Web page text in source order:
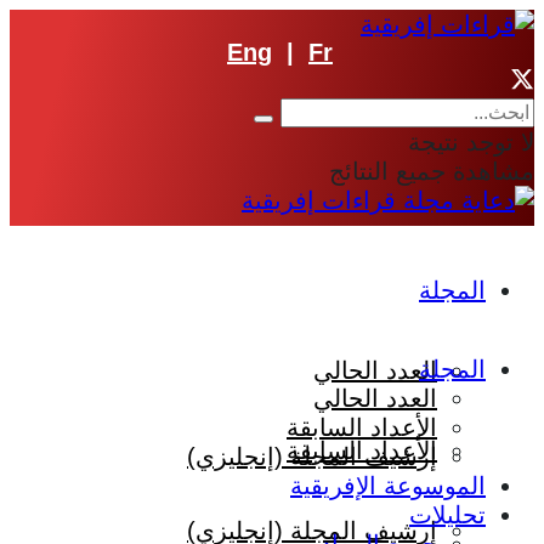
Eng Fr
لا توجد نتيجة
مشاهدة جميع النتائج
المجلة
العدد الحالي
الأعداد السابقة
إرشيف المجلة (إنجليزي)
المجلة
العدد الحالي
الأعداد السابقة
إرشيف المجلة (إنجليزي)
الموسوعة الإفريقية
تحليلات